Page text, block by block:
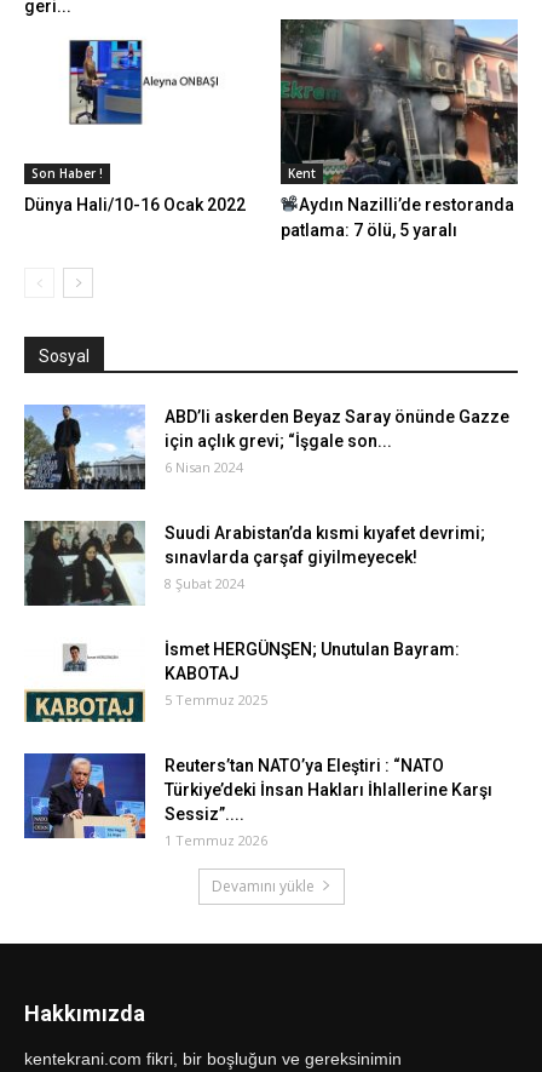
geri...
Son Haber !
Dünya Hali/10-16 Ocak 2022
Kent
Aydın Nazilli’de restoranda
patlama: 7 ölü, 5 yaralı
Sosyal
ABD’li askerden Beyaz Saray önünde Gazze
için açlık grevi; “İşgale son...
6 Nisan 2024
Suudi Arabistan’da kısmi kıyafet devrimi;
sınavlarda çarşaf giyilmeyecek!
8 Şubat 2024
İsmet HERGÜNŞEN; Unutulan Bayram:
KABOTAJ
5 Temmuz 2025
Reuters’tan NATO’ya Eleştiri : “NATO
Türkiye’deki İnsan Hakları İhlallerine Karşı
Sessiz”....
1 Temmuz 2026
Devamını yükle
Hakkımızda
kentekrani.com fikri, bir boşluğun ve gereksinimin